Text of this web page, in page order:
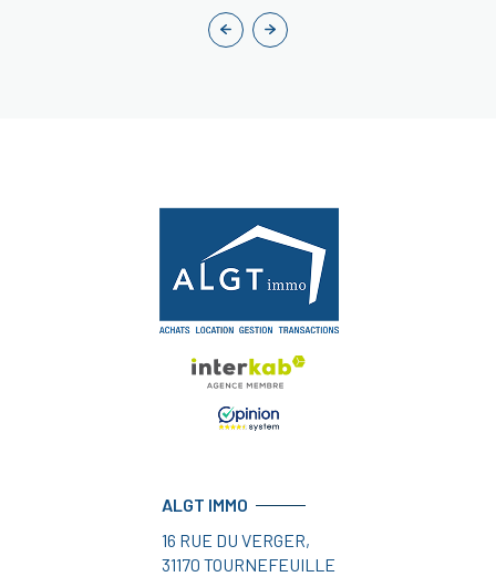
ALGT IMMO
16 RUE DU VERGER,
31170 TOURNEFEUILLE